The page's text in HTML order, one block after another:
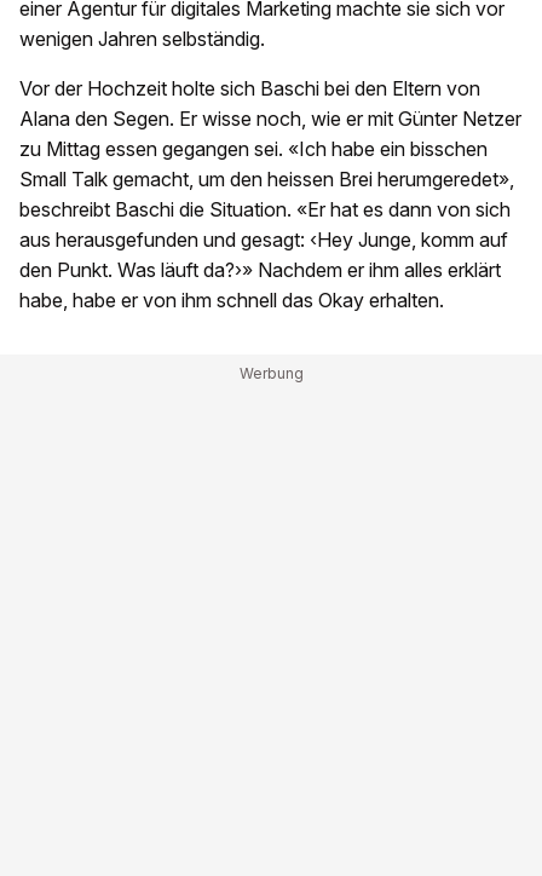
einer Agentur für digitales Marketing machte sie sich vor
wenigen Jahren selbständig.
Vor der Hochzeit holte sich Baschi bei den Eltern von
Alana den Segen. Er wisse noch, wie er mit Günter Netzer
zu Mittag essen gegangen sei. «Ich habe ein bisschen
Small Talk gemacht, um den heissen Brei herumgeredet»,
beschreibt Baschi die Situation. «Er hat es dann von sich
aus herausgefunden und gesagt: ‹Hey Junge, komm auf
den Punkt. Was läuft da?›» Nachdem er ihm alles erklärt
habe, habe er von ihm schnell das Okay erhalten.